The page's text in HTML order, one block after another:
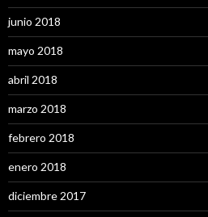
junio 2018
mayo 2018
abril 2018
marzo 2018
febrero 2018
enero 2018
diciembre 2017